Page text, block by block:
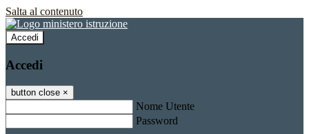
Salta al contenuto
Accedi
Accedi
button close ×
Nome Utente
Password